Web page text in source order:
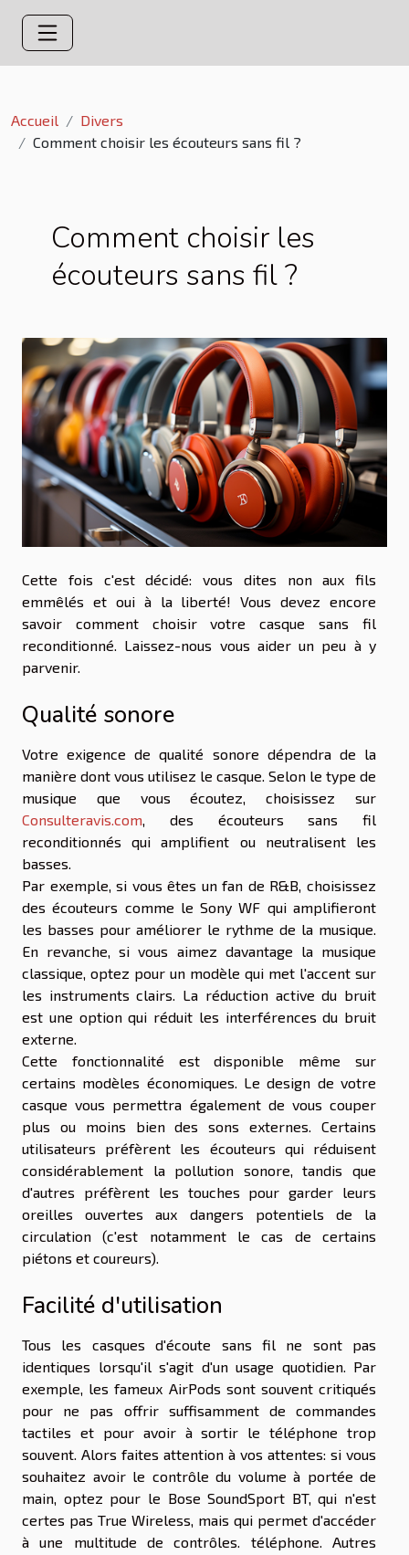
Accueil
Divers
Comment choisir les écouteurs sans fil ?
Comment choisir les
écouteurs sans fil ?
Cette fois c'est décidé: vous dites non aux fils
emmêlés et oui à la liberté! Vous devez encore
savoir comment choisir votre casque sans fil
reconditionné. Laissez-nous vous aider un peu à y
parvenir.
Qualité sonore
Votre exigence de qualité sonore dépendra de la
manière dont vous utilisez le casque. Selon le type de
musique que vous écoutez, choisissez sur
Consulteravis.com, des écouteurs sans fil
reconditionnés qui amplifient ou neutralisent les
basses.
Par exemple, si vous êtes un fan de R&B, choisissez
des écouteurs comme le Sony WF qui amplifieront
les basses pour améliorer le rythme de la musique.
En revanche, si vous aimez davantage la musique
classique, optez pour un modèle qui met l'accent sur
les instruments clairs. La réduction active du bruit
est une option qui réduit les interférences du bruit
externe.
Cette fonctionnalité est disponible même sur
certains modèles économiques. Le design de votre
casque vous permettra également de vous couper
plus ou moins bien des sons externes. Certains
utilisateurs préfèrent les écouteurs qui réduisent
considérablement la pollution sonore, tandis que
d'autres préfèrent les touches pour garder leurs
oreilles ouvertes aux dangers potentiels de la
circulation (c'est notamment le cas de certains
piétons et coureurs).
Facilité d'utilisation
Tous les casques d'écoute sans fil ne sont pas
identiques lorsqu'il s'agit d'un usage quotidien. Par
exemple, les fameux AirPods sont souvent critiqués
pour ne pas offrir suffisamment de commandes
tactiles et pour avoir à sortir le téléphone trop
souvent. Alors faites attention à vos attentes: si vous
souhaitez avoir le contrôle du volume à portée de
main, optez pour le Bose SoundSport BT, qui n'est
certes pas True Wireless, mais qui permet d'accéder
à une multitude de contrôles. téléphone. Autres